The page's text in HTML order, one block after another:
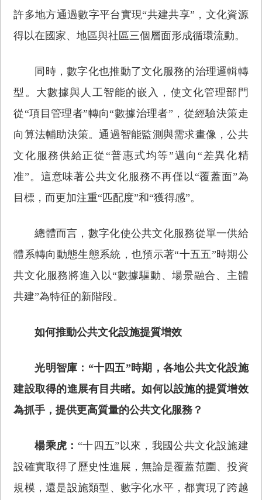
許多地方通過數字平台實現“共建共享”，文化資源
得以在國家、地區與社區三個層面形成循環流動。
同時，數字化也推動了文化服務的治理邏輯轉
型。大數據與人工智能的嵌入，使文化管理部門
從“項目管理者”轉向“數據治理者”，從經驗決策走
向算法輔助決策。通過智能監測與需求畫像，公共
文化服務供給正從“普惠式均等”邁向“差異化精
准”。這意味著公共文化服務不再僅以“覆蓋面”為
目標，而更加注重“匹配度”和“獲得感”。
總體而言，數字化使公共文化服務從單一供給
體系轉向動態生態系統，也預示著“十五五”時期公
共文化服務將進入以“數據驅動、場景融合、主體
共建”為特征的新階段。
如何推動公共文化設施提質增效
光明智庫：“十四五”時期，各地公共文化設施
建設取得的進展有目共睹。如何以設施的提質增效
為抓手，提供更高質量的公共文化服務？
楊乘虎： “十四五”以來，我國公共文化設施建
設確實取得了歷史性進展，無論是覆蓋范圍、投資
規模，還是設施類型、數字化水平，都實現了跨越